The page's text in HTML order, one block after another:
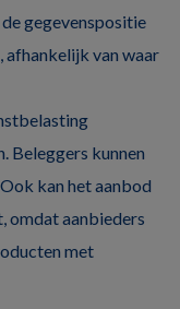
gegevenspositie
afhankelijk van waar
Beleggers kunnen
kan het aanbod
omdat aanbieders
met